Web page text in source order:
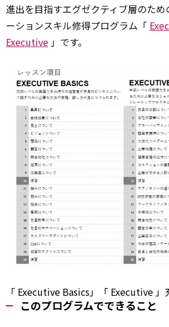
進出を目指すエグゼクティブ層のた
ーションスキル修得プログラム「
Executive 」です。
「 Executive Basics」「 Executive
このプログラムでできること